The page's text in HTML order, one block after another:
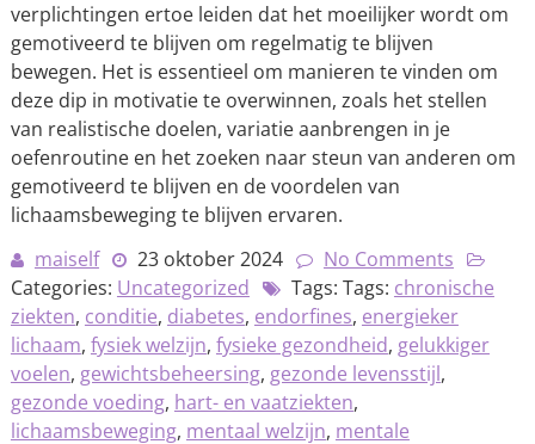
verplichtingen ertoe leiden dat het moeilijker wordt om
gemotiveerd te blijven om regelmatig te blijven
bewegen. Het is essentieel om manieren te vinden om
deze dip in motivatie te overwinnen, zoals het stellen
van realistische doelen, variatie aanbrengen in je
oefenroutine en het zoeken naar steun van anderen om
gemotiveerd te blijven en de voordelen van
lichaamsbeweging te blijven ervaren.
maiself
23 oktober 2024
No Comments
Categories: Uncategorized Tags: Tags: chronische
ziekten, conditie, diabetes, endorfines, energieker
lichaam, fysiek welzijn, fysieke gezondheid, gelukkiger
voelen, gewichtsbeheersing, gezonde levensstijl,
gezonde voeding, hart- en vaatziekten,
lichaamsbeweging, mentaal welzijn, mentale